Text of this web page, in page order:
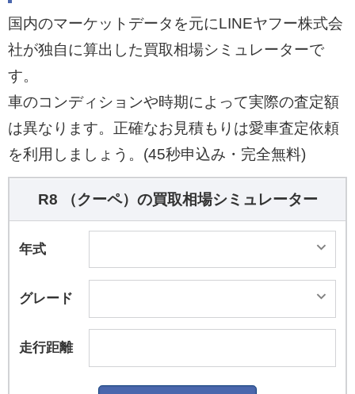
国内のマーケットデータを元にLINEヤフー株式会
社が独自に算出した買取相場シミュレーターで
す。
車のコンディションや時期によって実際の査定額
は異なります。正確なお見積もりは愛車査定依頼
を利用しましょう。(45秒申込み・完全無料)
R8 （クーペ）の買取相場シミュレーター
年式
グレード
走行距離